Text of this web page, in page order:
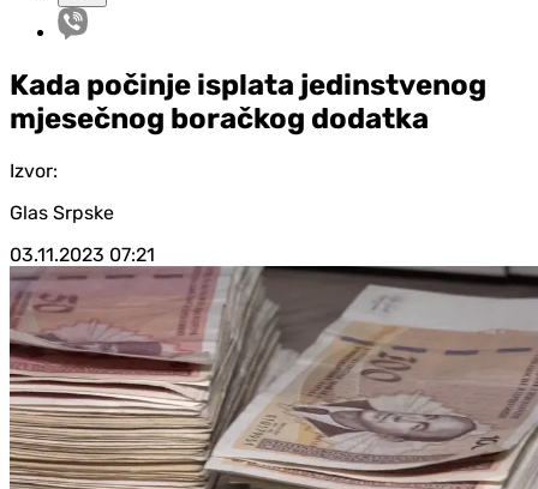
Kada počinje isplata jedinstvenog
mjesečnog boračkog dodatka
Izvor:
Glas Srpske
03.11.2023 07:21